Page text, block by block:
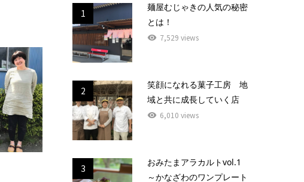
1
麺屋むじゃきの人気の秘密
とは！
7,529 views
2
笑顔になれる菓子工房 地
域と共に成長していく店
6,010 views
3
おみたまアラカルトvol.1
～かなざわのワンプレート